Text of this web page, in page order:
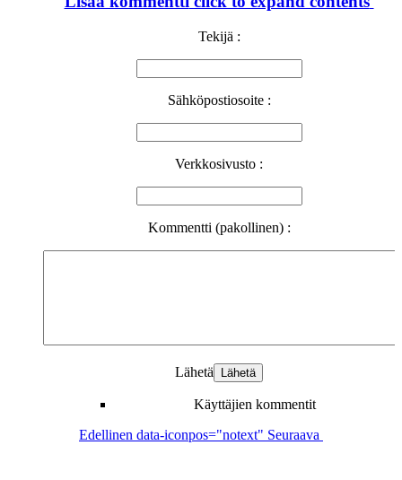
Tekijä :
Sähköpostiosoite :
Verkkosivusto :
Kommentti (pakollinen) :
Lähetä
Käyttäjien kommentit
Edellinen data-iconpos="notext" Seuraava